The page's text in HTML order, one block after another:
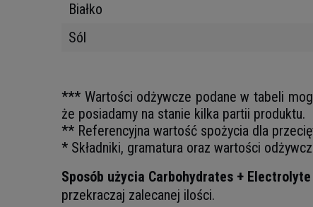
Białko
Sól
*** Wartości odżywcze podane w tabeli
że posiadamy na stanie kilka partii produktu.
** Referencyjna wartość spożycia dla
* Składniki, gramatura oraz wartości
Sposób użycia Carbohydrates +
przekraczaj zalecanej ilości.